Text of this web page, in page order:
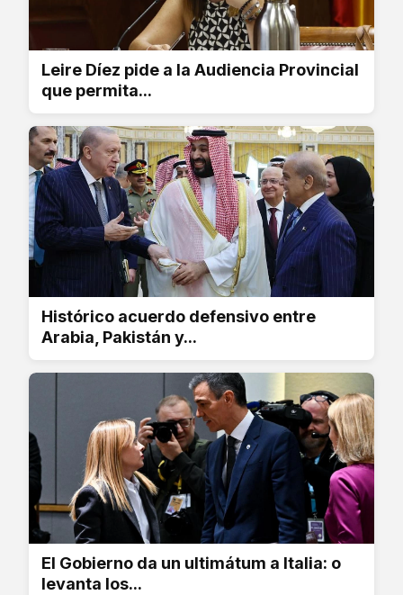
Leire Díez pide a la Audiencia Provincial
que permita...
Histórico acuerdo defensivo entre
Arabia, Pakistán y...
El Gobierno da un ultimátum a Italia: o
levanta los...